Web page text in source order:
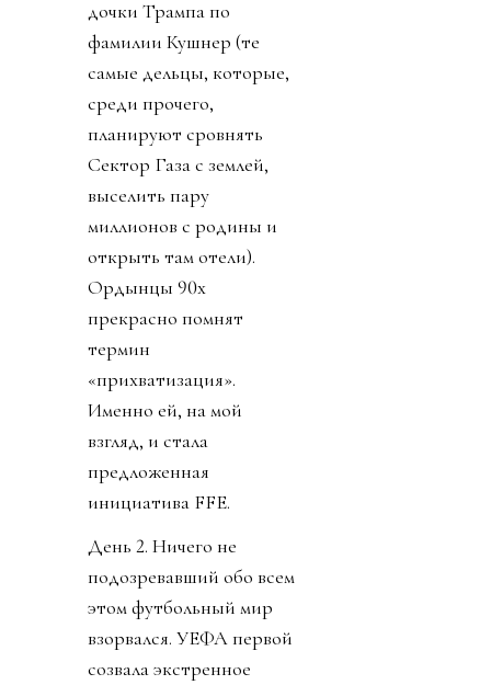
дочки Трампа по
фамилии Кушнер (те
самые дельцы, которые,
среди прочего,
планируют сровнять
Сектор Газа с землей,
выселить пару
миллионов с родины и
открыть там отели).
Ордынцы 90х
прекрасно помнят
термин
«прихватизация».
Именно ей, на мой
взгляд, и стала
предложенная
инициатива FFE.
День 2. Ничего не
подозревавший обо всем
этом футбольный мир
взорвался. УЕФА первой
созвала экстренное